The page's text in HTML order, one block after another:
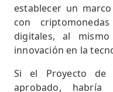
establecer un
con
digitales, al
innovación en la
Si el Proyecto de
aprobado,